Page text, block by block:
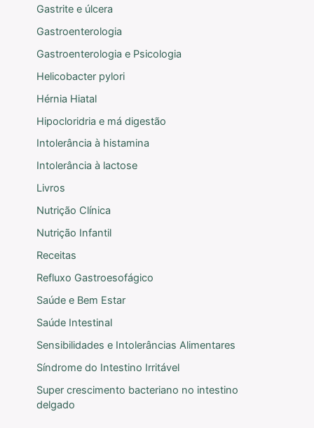
Gastrite e úlcera
Gastroenterologia
Gastroenterologia e Psicologia
Helicobacter pylori
Hérnia Hiatal
Hipocloridria e má digestão
Intolerância à histamina
Intolerância à lactose
Livros
Nutrição Clínica
Nutrição Infantil
Receitas
Refluxo Gastroesofágico
Saúde e Bem Estar
Saúde Intestinal
Sensibilidades e Intolerâncias Alimentares
Síndrome do Intestino Irritável
Super crescimento bacteriano no intestino
delgado